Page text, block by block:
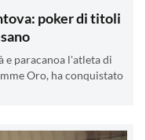
poker di titoli
paracanoa l'atleta di
Oro, ha conquistato